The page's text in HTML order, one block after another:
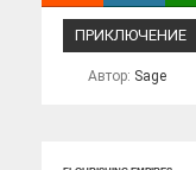
ПРИКЛЮЧЕНИЕ
Автор: Sage